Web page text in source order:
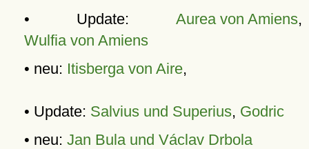
• Update: Aurea von Amiens,
Wulfia von Amiens
• neu: Itisberga von Aire,
• Update: Salvius und Superius, Godric
• neu: Jan Bula und Václav Drbola